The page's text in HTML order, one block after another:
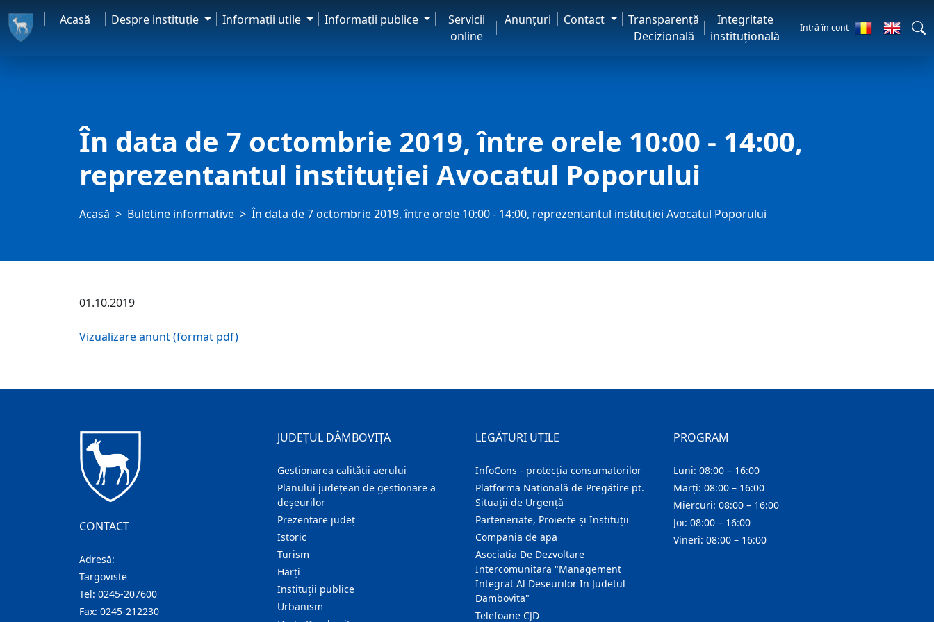
Acasă Despre instituţie Informaţii utile Informaţii publice
Servicii
online
Anunţuri Contact
Transparență
Decizională
Integritate
instituțională
Intră în cont
În data de 7 octombrie 2019, între orele 10:00 - 14:00,
reprezentantul instituţiei Avocatul Poporului
Acasă Buletine informative În data de 7 octombrie 2019, între orele 10:00 - 14:00, reprezentantul instituţiei Avocatul Poporului
01.10.2019
Vizualizare anunt (format pdf)
CONTACT
Adresă:
Targoviste
Tel: 0245-207600
Fax: 0245-212230
JUDEȚUL DÂMBOVIȚA
Gestionarea calității aerului
Planului județean de gestionare a
deșeurilor
Prezentare judeţ
Istoric
Turism
Hărţi
Instituţii publice
Urbanism
LEGĂTURI UTILE
InfoCons - protecția consumatorilor
Platforma Națională de Pregătire pt.
Situații de Urgență
Parteneriate, Proiecte și Instituții
Compania de apa
Asociatia De Dezvoltare
Intercomunitara "Management
Integrat Al Deseurilor In Judetul
Dambovita"
Telefoane CJD
PROGRAM
Luni: 08:00 – 16:00
Marți: 08:00 – 16:00
Miercuri: 08:00 – 16:00
Joi: 08:00 – 16:00
Vineri: 08:00 – 16:00